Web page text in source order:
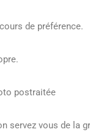
de préférence.
postraitée
servez vous de la